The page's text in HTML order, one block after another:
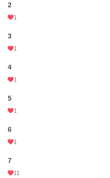
2
1
3
1
4
1
5
1
6
1
7
11